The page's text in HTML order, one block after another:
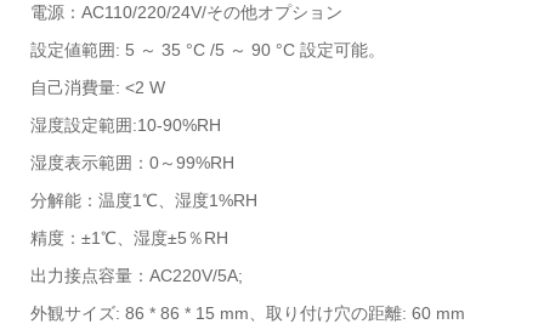
電源：AC110/220/24V/その他オプション
設定値範囲: 5 ～ 35 °C /5 ～ 90 °C 設定可能。
自己消費量: <2 W
湿度設定範囲:10-90%RH
湿度表示範囲：0～99%RH
分解能：温度1℃、湿度1%RH
精度：±1℃、湿度±5％RH
出力接点容量：AC220V/5A;
外観サイズ: 86 * 86 * 15 mm、取り付け穴の距離: 60 mm